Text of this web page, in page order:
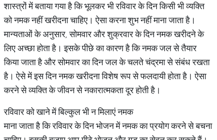
शास्त्रों में बताया गया है कि भूलकर भी रविवार के दिन किसी भी व्यक्ति
को नमक नहीं खरीदना चाहिए। ऐसा करना शुभ नहीं माना जाता है।
मान्यताओं के अनुसार, सोमवार और शुक्रवार के दिन नमक खरीदने के
लिए अच्छा होता है। इसके पीछे का कारण है कि नमक जल से तैयार
किया जाता है और सोमवार का दिन जल के चलते चंद्रमा से संबंध रखता
है। ऐसे में इस दिन नमक खरीदना विशेष रूप से फलदायी होता है। ऐसा
करने से व्यक्ति के जीवन से नकारात्मकता दूर होती है।
रविवार को खाने में बिल्कुल भी न मिलाएं नमक
माना जाता है कि रविवार के दिन भोजन में नमक का प्रयोग करने से बचना